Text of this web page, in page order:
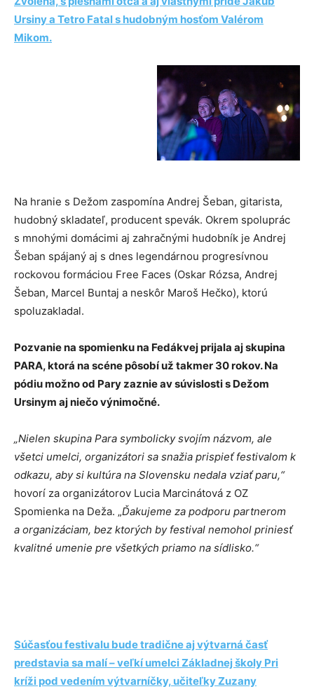
Ursiny a Tetro Fatal s hudobným hosťom Valérom
Mikom.
Na hranie s Dežom zaspomína Andrej Šeban, gitarista,
hudobný skladateľ, producent spevák. Okrem spoluprác
s mnohými domácimi aj zahračnými hudobník je Andrej
Šeban spájaný aj s dnes legendárnou progresívnou
rockovou formáciou Free Faces (Oskar Rózsa, Andrej
Šeban, Marcel Buntaj a neskôr Maroš Hečko), ktorú
spoluzakladal.
Pozvanie na spomienku na Fedákvej prijala aj skupina
PARA, ktorá na scéne pôsobí už takmer 30 rokov. Na
pódiu možno od Pary zaznie av súvislosti s Dežom
Ursinym aj niečo výnimočné.
„Nielen skupina Para symbolicky svojím názvom, ale
všetci umelci, organizátori sa snažia prispieť festivalom k
odkazu, aby si kultúra na Slovensku nedala vziať paru,“
hovorí za organizátorov Lucia Marcinátová z OZ
Spomienka na Deža. „Ďakujeme za podporu partnerom
a organizáciam, bez ktorých by festival nemohol priniesť
kvalitné umenie pre všetkých priamo na sídlisko.“
Súčasťou festivalu bude tradične aj výtvarná časť
predstavia sa malí – veľkí umelci Základnej školy Pri
kríži pod vedením výtvarníčky, učiteľky Zuzany